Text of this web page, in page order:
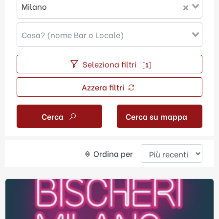
Milano
Seleziona filtri [1]
Azzera filtri
Cerca Cerca su mappa
Ordina per